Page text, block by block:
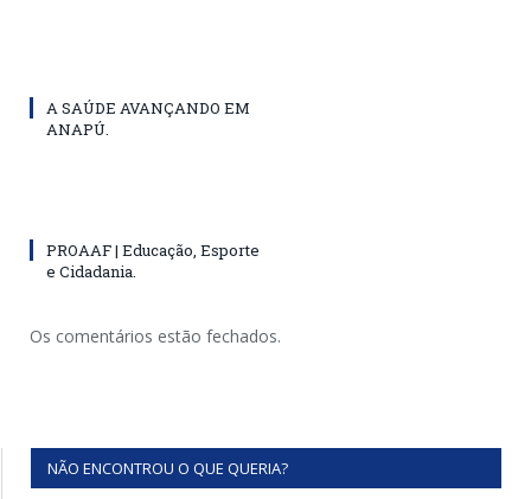
A SAÚDE AVANÇANDO EM
ANAPÚ.
PROAAF | Educação, Esporte
e Cidadania.
Os comentários estão fechados.
NÃO ENCONTROU O QUE QUERIA?